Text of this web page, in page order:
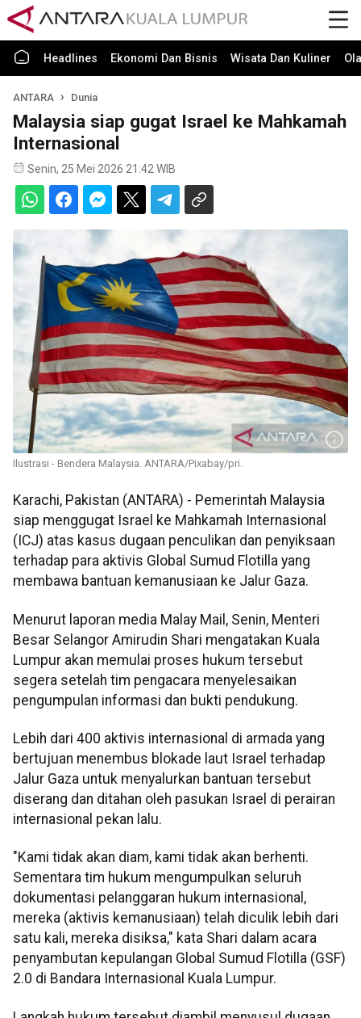
Headlines Ekonomi Dan Bisnis Wisata Dan Kuliner
ANTARA Dunia
Malaysia siap gugat Israel ke Mahkamah
Internasional
Senin, 25 Mei 2026 21:42 WIB
Ilustrasi - Bendera Malaysia. ANTARA/Pixabay/pri.
Karachi, Pakistan (ANTARA) - Pemerintah Malaysia
siap menggugat Israel ke Mahkamah Internasional
(ICJ) atas kasus dugaan penculikan dan penyiksaan
terhadap para aktivis Global Sumud Flotilla yang
membawa bantuan kemanusiaan ke Jalur Gaza.
Menurut laporan media Malay Mail, Senin, Menteri
Besar Selangor Amirudin Shari mengatakan Kuala
Lumpur akan memulai proses hukum tersebut
segera setelah tim pengacara menyelesaikan
pengumpulan informasi dan bukti pendukung.
Lebih dari 400 aktivis internasional di armada yang
bertujuan menembus blokade laut Israel terhadap
Jalur Gaza untuk menyalurkan bantuan tersebut
diserang dan ditahan oleh pasukan Israel di perairan
internasional pekan lalu.
"Kami tidak akan diam, kami tidak akan berhenti.
Sementara tim hukum mengumpulkan seluruh
dokumentasi pelanggaran hukum internasional,
mereka (aktivis kemanusiaan) telah diculik lebih dari
satu kali, mereka disiksa," kata Shari dalam acara
penyambutan kepulangan Global Sumud Flotilla (GSF)
2.0 di Bandara Internasional Kuala Lumpur.